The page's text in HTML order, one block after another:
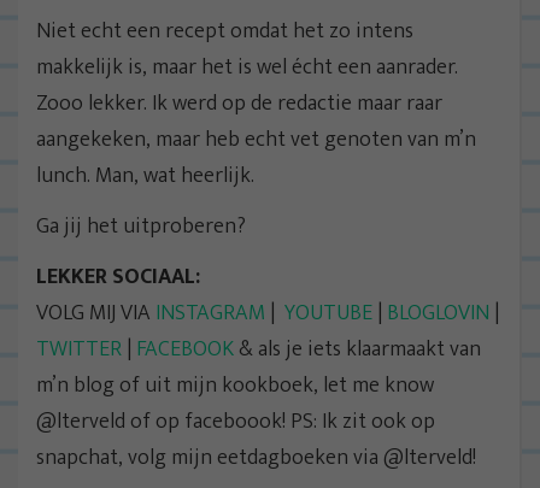
Niet echt een recept omdat het zo intens
makkelijk is, maar het is wel écht een aanrader.
Zooo lekker. Ik werd op de redactie maar raar
aangekeken, maar heb echt vet genoten van m’n
lunch. Man, wat heerlijk.
Ga jij het uitproberen?
LEKKER SOCIAAL:
VOLG MIJ VIA INSTAGRAM | YOUTUBE | BLOGLOVIN |
TWITTER | FACEBOOK& als je iets klaarmaakt van
m’n blog of uit mijn kookboek, let me know
@lterveld of op faceboook! PS: Ik zit ook op
snapchat, volg mijn eetdagboeken via @lterveld!